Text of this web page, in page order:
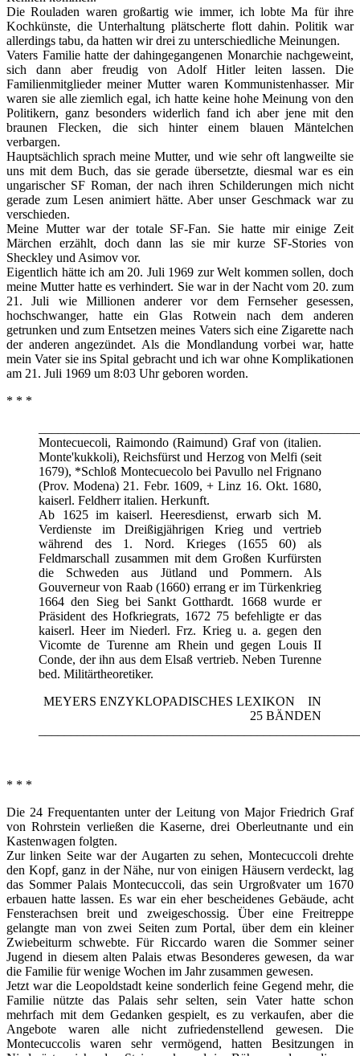
Die Rouladen waren großartig wie immer, ich lobte Ma für ihre
Kochkünste, die Unterhaltung plätscherte flott dahin. Politik war
allerdings tabu, da hatten wir drei zu unterschiedliche Meinungen.
Vaters Familie hatte der dahingegangenen Monarchie nachgeweint,
sich dann aber freudig von Adolf Hitler leiten lassen. Die
Familienmitglieder meiner Mutter waren Kommunistenhasser. Mir
waren sie alle ziemlich egal, ich hatte keine hohe Meinung von den
Politikern, ganz besonders widerlich fand ich aber jene mit den
braunen Flecken, die sich hinter einem blauen Mäntelchen
verbargen.
Hauptsächlich sprach meine Mutter, und wie sehr oft langweilte sie
uns mit dem Buch, das sie gerade übersetzte, diesmal war es ein
ungarischer SF Roman, der nach ihren Schilderungen mich nicht
gerade zum Lesen animiert hätte. Aber unser Geschmack war zu
verschieden.
Meine Mutter war der totale SF-Fan. Sie hatte mir einige Zeit
Märchen erzählt, doch dann las sie mir kurze SF-Stories von
Sheckley und Asimov vor.
Eigentlich hätte ich am 20. Juli 1969 zur Welt kommen sollen, doch
meine Mutter hatte es verhindert. Sie war in der Nacht vom 20. zum
21. Juli wie Millionen anderer vor dem Fernseher gesessen,
hochschwanger, hatte ein Glas Rotwein nach dem anderen
getrunken und zum Entsetzen meines Vaters sich eine Zigarette nach
der anderen angezündet. Als die Mondlandung vorbei war, hatte
mein Vater sie ins Spital gebracht und ich war ohne Komplikationen
am 21. Juli 1969 um 8:03 Uhr geboren worden.
* * *
Montecuecoli, Raimondo (Raimund) Graf von (italien.
Monte'kukkoli), Reichsfürst und Herzog von Melfi (seit
1679), *Schloß Montecuecolo bei Pavullo nel Frignano
(Prov. Modena) 21. Febr. 1609, + Linz 16. Okt. 1680,
kaiserl. Feldherr italien. Herkunft.
Ab 1625 im kaiserl. Heeresdienst, erwarb sich M.
Verdienste im Dreißigjährigen Krieg und vertrieb
während des 1. Nord. Krieges (1655 60) als
Feldmarschall zusammen mit dem Großen Kurfürsten
die Schweden aus Jütland und Pommern. Als
Gouverneur von Raab (1660) errang er im Türkenkrieg
1664 den Sieg bei Sankt Gotthardt. 1668 wurde er
Präsident des Hofkriegrats, 1672 75 befehligte er das
kaiserl. Heer im Niederl. Frz. Krieg u. a. gegen den
Vicomte de Turenne am Rhein und gegen Louis II
Conde, der ihn aus dem Elsaß vertrieb. Neben Turenne
bed. Militärtheoretiker.
MEYERS ENZYKLOPADISCHES LEXIKON IN
25 BÄNDEN
* * *
Die 24 Frequentanten unter der Leitung von Major Friedrich Graf
von Rohrstein verließen die Kaserne, drei Oberleutnante und ein
Kastenwagen folgten.
Zur linken Seite war der Augarten zu sehen, Montecuccoli drehte
den Kopf, ganz in der Nähe, nur von einigen Häusern verdeckt, lag
das Sommer Palais Montecuccoli, das sein Urgroßvater um 1670
erbauen hatte lassen. Es war ein eher bescheidenes Gebäude, acht
Fensterachsen breit und zweigeschossig. Über eine Freitreppe
gelangte man von zwei Seiten zum Portal, über dem ein kleiner
Zwiebeiturm schwebte. Für Riccardo waren die Sommer seiner
Jugend in diesem alten Palais etwas Besonderes gewesen, da war
die Familie für wenige Wochen im Jahr zusammen gewesen.
Jetzt war die Leopoldstadt keine sonderlich feine Gegend mehr, die
Familie nützte das Palais sehr selten, sein Vater hatte schon
mehrfach mit dem Gedanken gespielt, es zu verkaufen, aber die
Angebote waren alle nicht zufriedenstellend gewesen. Die
Montecuccolis waren sehr vermögend, hatten Besitzungen in